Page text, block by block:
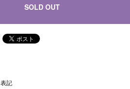
SOLD OUT
記